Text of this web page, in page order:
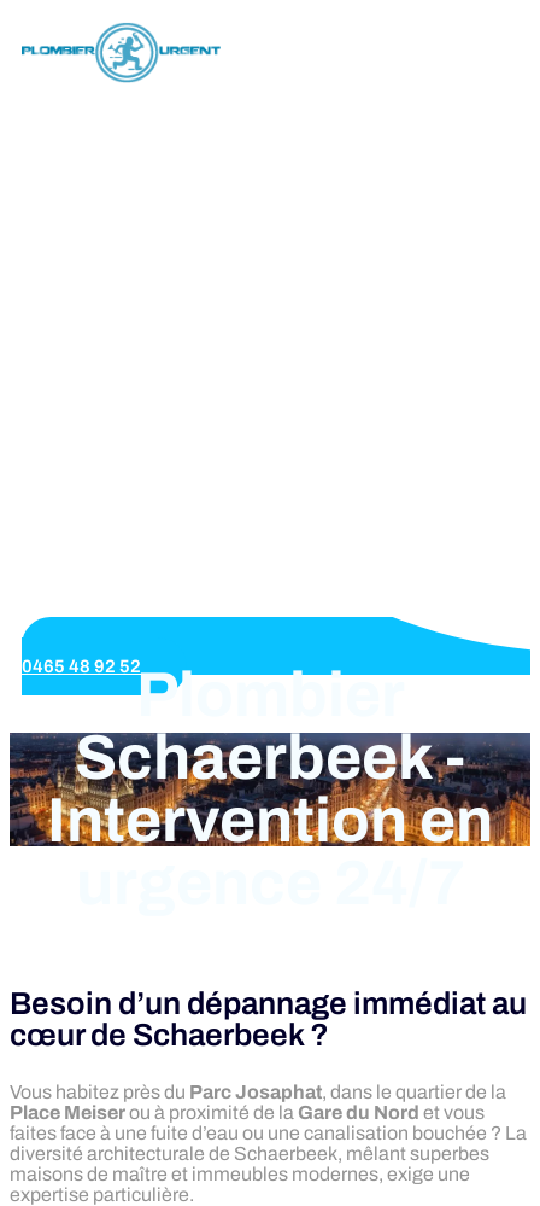
0465 48 92 52Plombier
Schaerbeek -
Intervention en
Besoin d’un dépannage immédiat au
cœur de Schaerbeek ?
Vous habitez près du Parc Josaphat, dans le quartier de la
Place Meiserou à proximité de la Gare du Nord et vous
faites face à une fuite d’eau ou une canalisation bouchée ? La
diversité architecturale de Schaerbeek, mêlant superbes
maisons de maître et immeubles modernes, exige une
expertise particulière.